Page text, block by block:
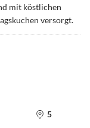
mit köstlichen
versorgt.
5